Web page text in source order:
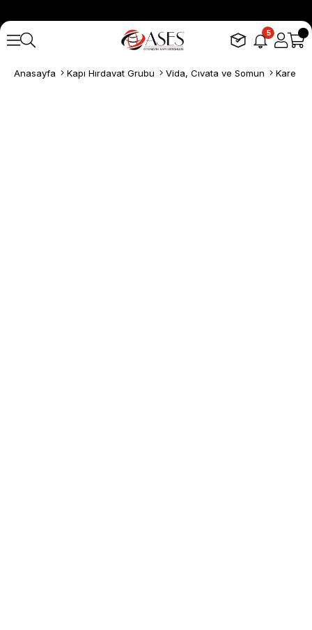
5
Anasayfa Kapı Hırdavat Grubu Vida, Cıvata ve Somun Kare